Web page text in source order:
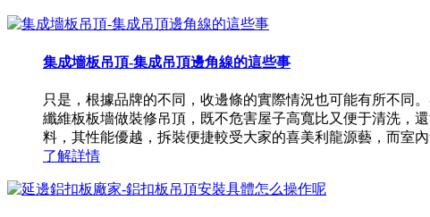
集成墻板吊頂-集成吊頂邊角線的這些事
只是，根據品牌的不同，收邊條的實際情況也可能有所不同
纖維板板墻做裝修吊頂，既不危害屋子高寬比又便于清洗，
料，其性能優越，拆裝便捷較受大家的喜美利龍源藝，而室
了解詳情